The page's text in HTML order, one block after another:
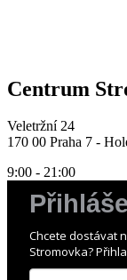
Centrum
Veletržní 24
170 00 Praha 7 -
9:00 - 21:00
Chcete dostávat
Stromovka?